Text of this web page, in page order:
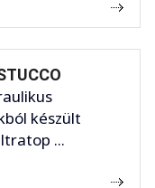
készült
...